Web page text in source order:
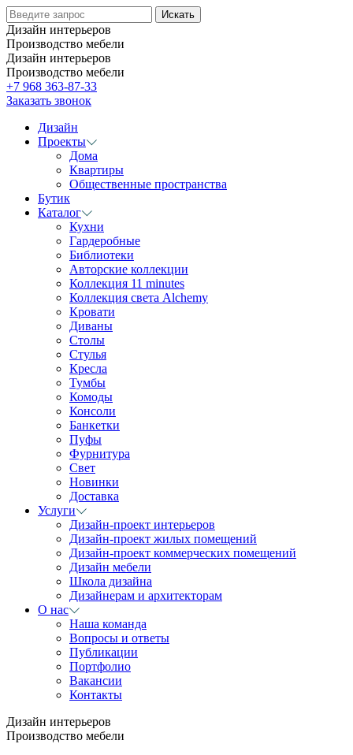
Дизайн интерьеров
Производство мебели
Дизайн интерьеров
Производство мебели
+7 968 363-87-33
Заказать звонок
Дизайн
Проекты
Дома
Квартиры
Общественные пространства
Бутик
Каталог
Кухни
Гардеробные
Библиотеки
Авторские коллекции
Коллекция 11 minutes
Коллекция света Alchemy
Кровати
Диваны
Столы
Стулья
Кресла
Тумбы
Комоды
Консоли
Банкетки
Пуфы
Фурнитура
Свет
Новинки
Доставка
Услуги
Дизайн-проект интерьеров
Дизайн-проект жилых помещений
Дизайн-проект коммерческих помещений
Дизайн мебели
Школа дизайна
Дизайнерам и архитекторам
О нас
Наша команда
Вопросы и ответы
Публикации
Портфолио
Вакансии
Контакты
Дизайн интерьеров
Производство мебели